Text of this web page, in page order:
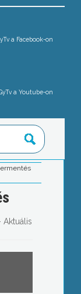
a Facebook-on
a Youtube-on
Aktuális